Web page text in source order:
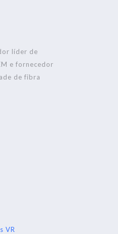
líder de
e fornecedor
de fibra
VR